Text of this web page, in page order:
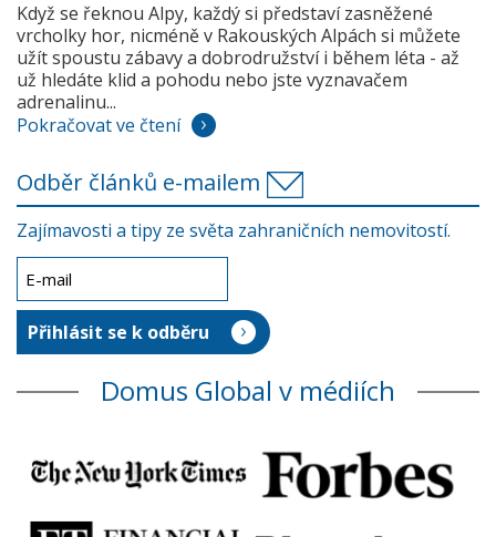
Když se řeknou Alpy, každý si představí zasněžené
vrcholky hor, nicméně v Rakouských Alpách si můžete
užít spoustu zábavy a dobrodružství i během léta - až
už hledáte klid a pohodu nebo jste vyznavačem
adrenalinu...
Pokračovat ve čtení
Odběr článků e-mailem
Zajímavosti a tipy ze světa zahraničních nemovitostí.
Domus Global v médiích